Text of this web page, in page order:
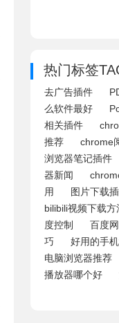
热门标签
去广告插件
么软件最好
相关插件
推荐
chrome
浏览器笔记插件
器新闻
用
图片下载
bilibili视频下载方
度控制
百度
巧
好用的手
电脑浏览器推荐
播放器哪个好